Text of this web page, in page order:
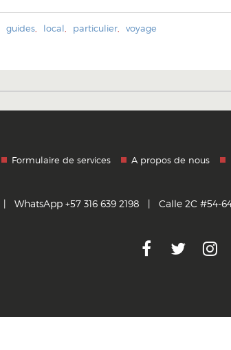
guides local particulier
voyage
Formulaire de services A propos de nous
| WhatsApp +57 316 639 2198 | Calle 2C #54-